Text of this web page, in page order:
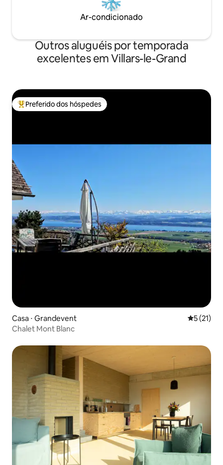
Ar-condicionado
Outros aluguéis por temporada
excelentes em Villars-le-Grand
Entre os melhores preferidos dos hóspedes
Preferido dos hóspedes
Casa ⋅ Grandevent 5 de uma
5 (21)
Chalet Mont Blanc